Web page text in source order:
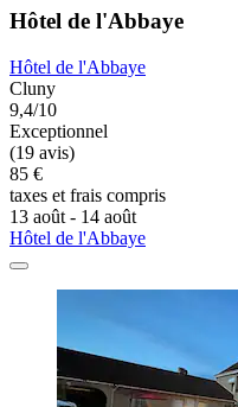
Hôtel de l'Abbaye
Hôtel de l'Abbaye
Cluny
9,4/10
Exceptionnel
(19 avis)
85 €
taxes et frais compris
13 août - 14 août
Hôtel de l'Abbaye